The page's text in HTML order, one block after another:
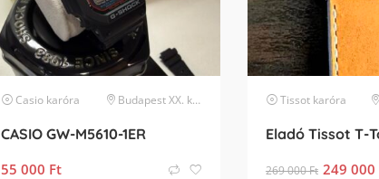
Casio karóra Budapest XX. kerület
CASIO GW-M5610-1ER
55 000 Ft
Tissot karóra
269 000Ft 249 000